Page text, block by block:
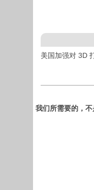
美国加强对 3D
我们所需要的，